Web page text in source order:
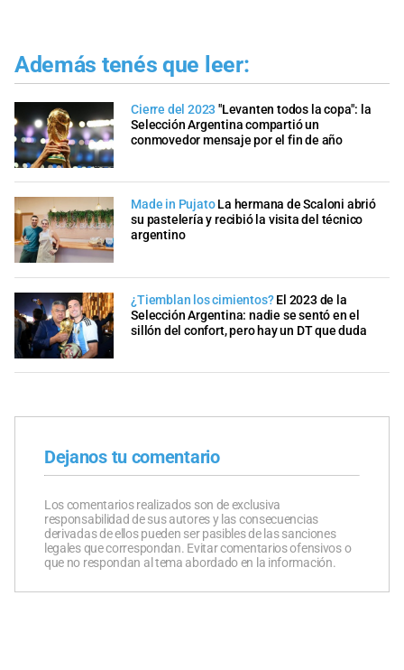
Además tenés que leer:
Cierre del 2023"Levanten todos la copa": la
Selección Argentina compartió un
conmovedor mensaje por el fin de año
Made in Pujato La hermana de Scaloni abrió
su pastelería y recibió la visita del técnico
argentino
¿Tiemblan los cimientos? El 2023 de la
Selección Argentina: nadie se sentó en el
sillón del confort, pero hay un DT que duda
Dejanos tu comentario
Los comentarios realizados son de exclusiva
responsabilidad de sus autores y las consecuencias
derivadas de ellos pueden ser pasibles de las sanciones
legales que correspondan. Evitar comentarios ofensivos o
que no respondan al tema abordado en la información.